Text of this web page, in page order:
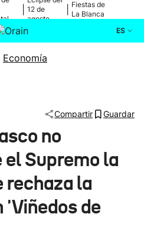
12 de
agosto
Fiestas de
La Blanca
ES
Actualidad
Economía
Compartir Guardar
no
Supremo la
rechaza la
'Viñedos de